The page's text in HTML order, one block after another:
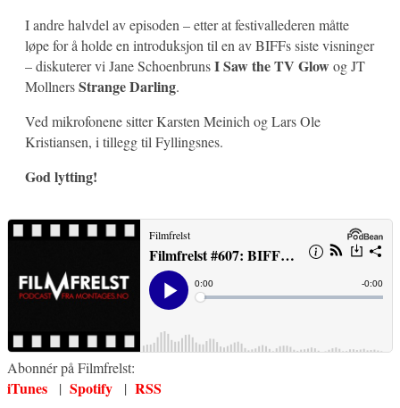
I andre halvdel av episoden – etter at festivallederen måtte
løpe for å holde en introduksjon til en av BIFFs siste visninger
– diskuterer vi Jane SchoenbrunsI Saw the TV Glowog JT
MollnersStrange Darling.
Ved mikrofonene sitter Karsten Meinich og Lars Ole
Kristiansen, i tillegg til Fyllingsnes.
God lytting!
Abonnér på Filmfrelst:
iTunes | Spotify | RSS